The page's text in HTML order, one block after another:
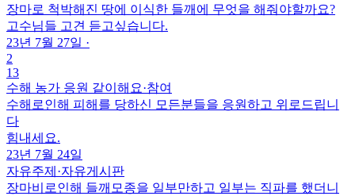
장마로 척박해진 땅에 이식한 들깨에 무엇을 해줘야할까요?
고수님들 고견 듣고싶습니다.
23년 7월 27일 ·
2
13
수해 농가 응원 같이해요·참여
수해로인해 피해를 당하신 모든분들을 응원하고 위로드립니
다
힘내세요.
23년 7월 24일
자유주제 ·자유게시판
장마비로인해 들깨모종을 일부만하고 일부는 직파를 했더니